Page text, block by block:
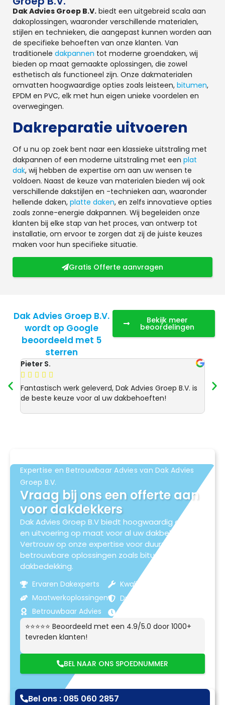
Dak Advies Groep B.V. biedt een uitgebreid scala aan
dakoplossingen, waaronder verschillende materialen,
stijlen en technieken, die aangepast kunnen worden aan
de specifieke behoeften van onze klanten. Van
traditionele dakpannen tot moderne groendaken, wij
bieden op maat gemaakte oplossingen, die zowel
esthetisch als functioneel zijn. Onze dakmaterialen
omvatten hoogwaardige opties zoals leisteen, bitumen,
EPDM en PVC, elk met hun eigen unieke voordelen en
overwegingen.
Dakreparatie uitvoeren
Of u nu op zoek bent naar een klassieke uitstraling met
dakpannen of een moderne uitstraling met een plat
dak, wij hebben de expertise om aan uw wensen te
voldoen. Naast de keuze van materialen bieden wij ook
verschillende dakstijlen en -technieken aan, waaronder
hellende daken, platte daken, en zelfs innovatieve opties
zoals zonne-energie dakpannen. Wij begeleiden onze
klanten bij elke stap van het proces, van ontwerp tot
installatie, om ervoor te zorgen dat zij de juiste keuzes
maken voor hun specifieke situatie.
Gratis Offerte aanvragen
Dak Advies Groep B.V.
wordt op Google
beoordeeld met 5
sterren
Bekijk meer
beoordelingen
Pieter S.
    
Fantastisch werk geleverd, Dak Advies Groep B.V. is
de beste keuze voor al uw dakbehoeften!
Expertise en Betrouwbaar Advies van Dak Advies
Groep B.V.
Vraag bij ons een offerte aan
voor dakdekkers
Dak Advies Groep B.V biedt hoogwaardig advies
en uitvoering op maat voor al uw dakbehoeften.
Vertrouw op onze expertise voor duurzame en
betrouwbare oplossingen zoals bitumen
dakbedekking.
Ervaren Dakexperts
Maatwerkoplossingen
Betrouwbaar Advies
Kwaliteitsmaterialen
Duurzame Resultaten
⭐⭐⭐⭐⭐ Beoordeeld met een 4.9/5.0 door 1000+
tevreden klanten!
BEL NAAR ONS SPOEDNUMMER
Bel ons : 085 060 2857